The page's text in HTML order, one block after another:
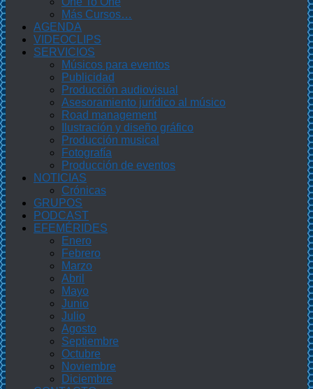
Más Cursos…
AGENDA
VIDEOCLIPS
SERVICIOS
Músicos para eventos
Publicidad
Producción audiovisual
Asesoramiento jurídico al músico
Road management
Ilustración y diseño gráfico
Producción musical
Fotografía
Producción de eventos
NOTICIAS
Crónicas
GRUPOS
PODCAST
EFEMÉRIDES
Enero
Febrero
Marzo
Abril
Mayo
Junio
Julio
Agosto
Septiembre
Octubre
Noviembre
Diciembre